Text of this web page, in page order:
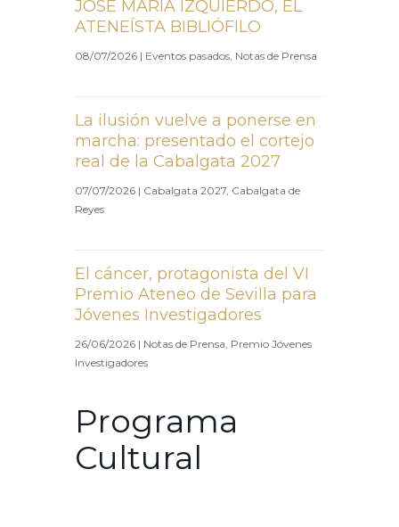
JOSÉ MARÍA IZQUIERDO, EL
ATENEÍSTA BIBLIÓFILO
08/07/2026 | Eventos pasados, Notas de Prensa
La ilusión vuelve a ponerse en
marcha: presentado el cortejo
real de la Cabalgata 2027
07/07/2026 | Cabalgata 2027, Cabalgata de
Reyes
El cáncer, protagonista del VI
Premio Ateneo de Sevilla para
Jóvenes Investigadores
26/06/2026 | Notas de Prensa, Premio Jóvenes
Investigadores
Programa
Cultural